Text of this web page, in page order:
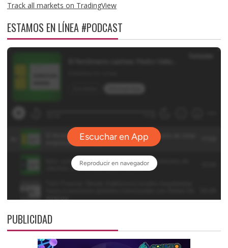
Track all markets on TradingView
ESTAMOS EN LÍNEA #PODCAST
PUBLICIDAD